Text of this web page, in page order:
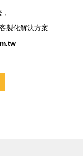
製化解決方案